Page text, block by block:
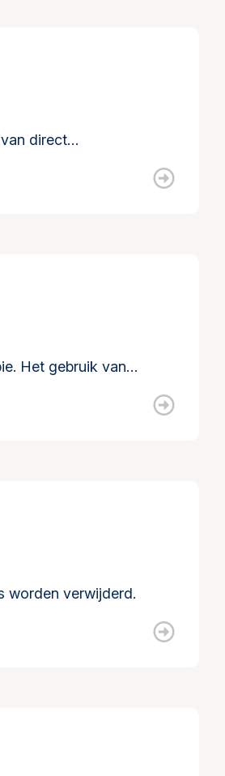
direct…
Het gebruik van…
worden verwijderd.